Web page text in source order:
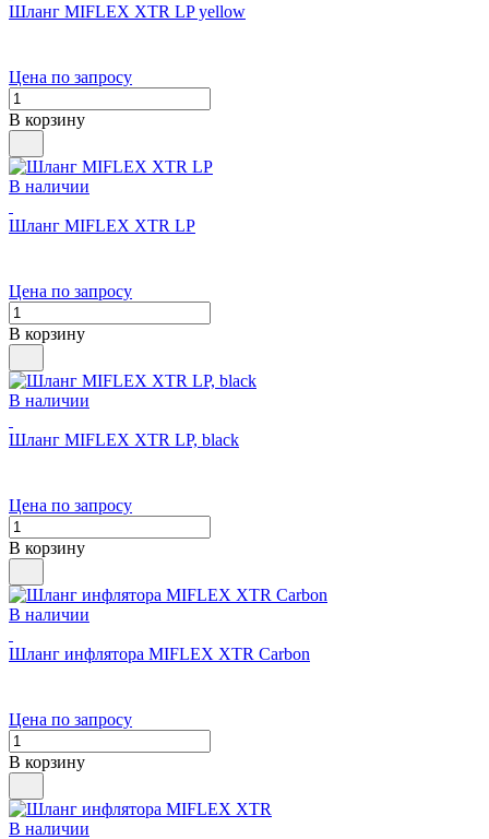
Шланг MIFLEX XTR LP yellow
Цена по запросу
В корзину
В наличии
Шланг MIFLEX XTR LP
Цена по запросу
В корзину
В наличии
Шланг MIFLEX XTR LP, black
Цена по запросу
В корзину
В наличии
Шланг инфлятора MIFLEX XTR Carbon
Цена по запросу
В корзину
В наличии